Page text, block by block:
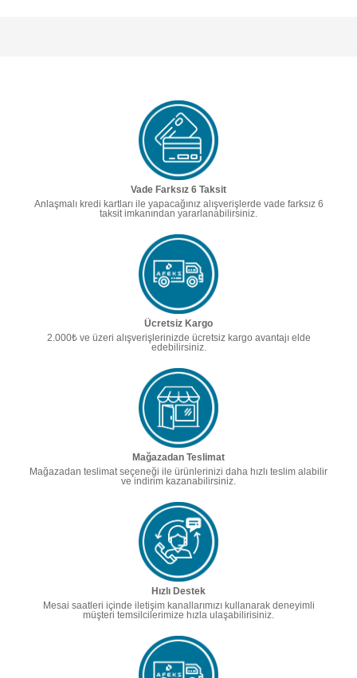
Vade Farksız 6 Taksit
Anlaşmalı kredi kartları ile yapacağınız alışverişlerde vade farksız 6
taksit imkanından yararlanabilirsiniz.
Ücretsiz Kargo
2.000₺ ve üzeri alışverişlerinizde ücretsiz kargo avantajı elde
edebilirsiniz.
Mağazadan Teslimat
Mağazadan teslimat seçeneği ile ürünlerinizi daha hızlı teslim alabilir
ve indirim kazanabilirsiniz.
Hızlı Destek
Mesai saatleri içinde iletişim kanallarımızı kullanarak deneyimli
müşteri temsilcilerimize hızla ulaşabilirisiniz.